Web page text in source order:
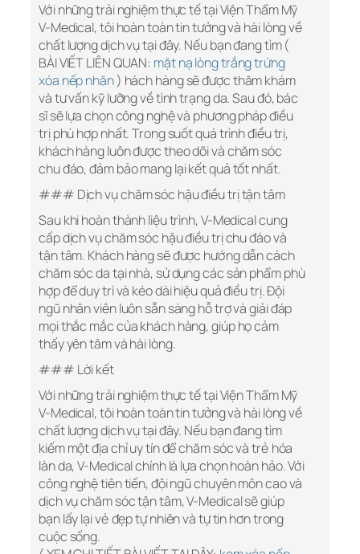
Với những trải nghiệm thực tế tại Viện Thẩm Mỹ
V-Medical, tôi hoàn toàn tin tưởng và hài lòng về
chất lượng dịch vụ tại đây. Nếu bạn đang tìm (
BÀI VIẾT LIÊN QUAN: mặt nạ lòng trắng trứng
xóa nếp nhăn) hách hàng sẽ được thăm khám
và tư vấn kỹ lưỡng về tình trạng da. Sau đó, bác
sĩ sẽ lựa chọn công nghệ và phương pháp điều
trị phù hợp nhất. Trong suốt quá trình điều trị,
khách hàng luôn được theo dõi và chăm sóc
chu đáo, đảm bảo mang lại kết quả tốt nhất.
### Dịch vụ chăm sóc hậu điều trị tận tâm
Sau khi hoàn thành liệu trình, V-Medical cung
cấp dịch vụ chăm sóc hậu điều trị chu đáo và
tận tâm. Khách hàng sẽ được hướng dẫn cách
chăm sóc da tại nhà, sử dụng các sản phẩm phù
hợp để duy trì và kéo dài hiệu quả điều trị. Đội
ngũ nhân viên luôn sẵn sàng hỗ trợ và giải đáp
mọi thắc mắc của khách hàng, giúp họ cảm
thấy yên tâm và hài lòng.
### Lời kết
Với những trải nghiệm thực tế tại Viện Thẩm Mỹ
V-Medical, tôi hoàn toàn tin tưởng và hài lòng về
chất lượng dịch vụ tại đây. Nếu bạn đang tìm
kiếm một địa chỉ uy tín để chăm sóc và trẻ hóa
làn da, V-Medical chính là lựa chọn hoàn hảo. Với
công nghệ tiên tiến, đội ngũ chuyên môn cao và
dịch vụ chăm sóc tận tâm, V-Medical sẽ giúp
bạn lấy lại vẻ đẹp tự nhiên và tự tin hơn trong
cuộc sống.